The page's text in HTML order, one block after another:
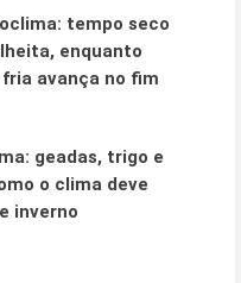
tempo seco
enquanto
avança no fim
geadas, trigo e
o clima deve
inverno